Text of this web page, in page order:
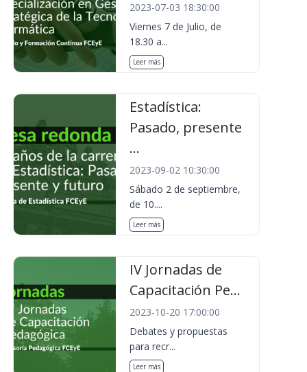
2023-07-03 18:30:00
Viernes 7 de Julio, de
18.30 a...
Leer más
Estadística:
Pasado, presente
...
2023-09-02 10:30:00
Sábado 2 de septiembre,
de 10....
Leer más
IV Jornadas de
Capacitación Pe...
2023-10-20 17:00:00
Debates y propuestas
para recr...
Leer más